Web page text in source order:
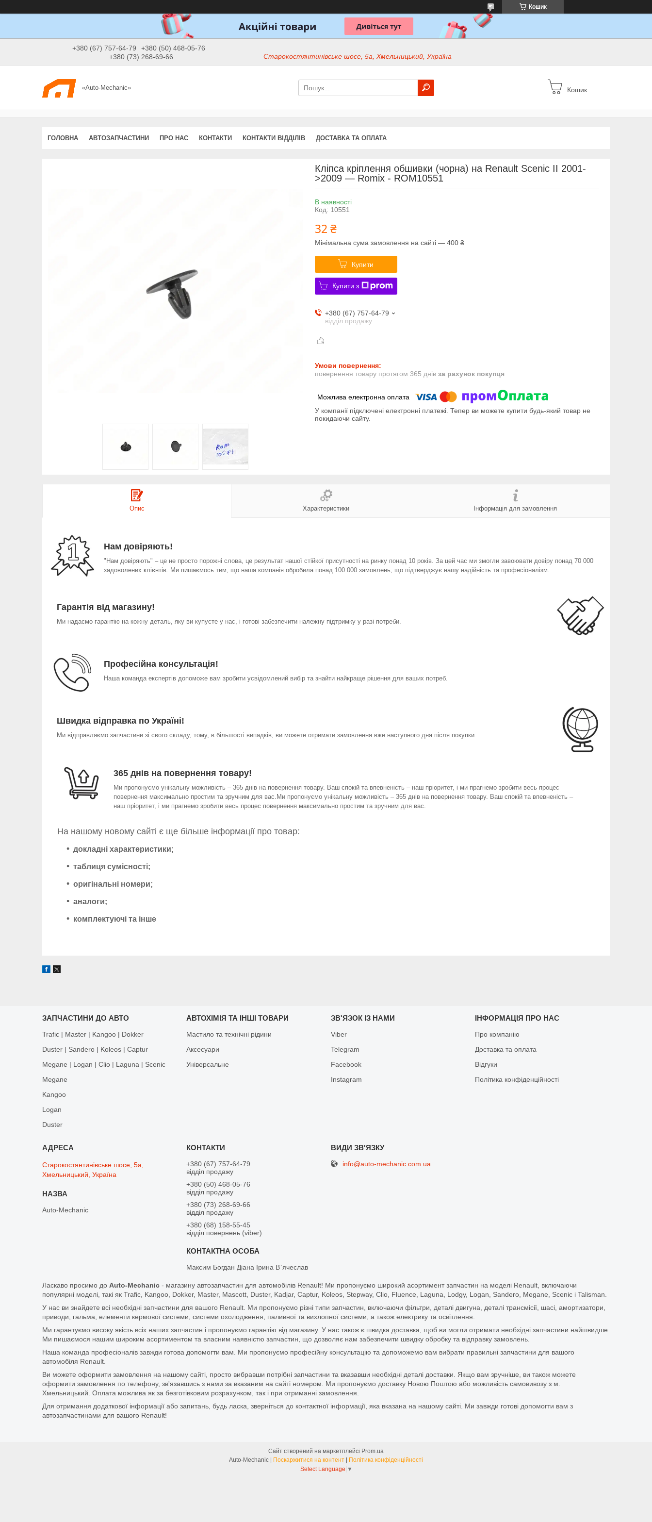
Кошик
+380 (67) 757-64-79
+380 (50) 468-05-76
+380 (73) 268-69-66
Старокостянтинівське шосе, 5а, Хмельницький, Україна
«Auto-Mechanic» Кошик
ГОЛОВНА АВТОЗАПЧАСТИНИ ПРО НАС КОНТАКТИ КОНТАКТИ ВІДДІЛІВ ДОСТАВКА ТА ОПЛАТА
Кліпса кріплення обшивки (чорна) на Renault Scenic II 2001-
>2009 — Romix - ROM10551
В наявності
Код: 10551
32 ₴
Мінімальна сума замовлення на сайті — 400 ₴
Купити
Купити з
+380 (67) 757-64-79
відділ продажу
повернення товару протягом 365 днів за рахунок покупця
У компанії підключені електронні платежі. Тепер ви можете купити будь-який товар не
покидаючи сайту.
Опис Характеристики Інформація для замовлення
Нам довіряють!
"Нам довіряють" – це не просто порожні слова, це результат нашої стійкої присутності на ринку понад 10 років. За цей час ми змогли завоювати довіру понад 70 000
задоволених клієнтів. Ми пишаємось тим, що наша компанія обробила понад 100 000 замовлень, що підтверджує нашу надійність та професіоналізм.
Гарантія від магазину!
Ми надаємо гарантію на кожну деталь, яку ви купуєте у нас, і готові забезпечити належну підтримку у разі потреби.
Професійна консультація!
Наша команда експертів допоможе вам зробити усвідомлений вибір та знайти найкраще рішення для ваших потреб.
Швидка відправка по Україні!
Ми відправляємо запчастини зі свого складу, тому, в більшості випадків, ви можете отримати замовлення вже наступного дня після покупки.
365 днів на повернення товару!
Ми пропонуємо унікальну можливість – 365 днів на повернення товару. Ваш спокій та впевненість – наш пріоритет, і ми прагнемо зробити весь процес
повернення максимально простим та зручним для вас.Ми пропонуємо унікальну можливість – 365 днів на повернення товару. Ваш спокій та впевненість –
наш пріоритет, і ми прагнемо зробити весь процес повернення максимально простим та зручним для вас.
На нашому новому сайті є ще більше інформації про товар:
докладні характеристики;
таблиця сумісності;
оригінальні номери;
аналоги;
комплектуючі та інше
ЗАПЧАСТИНИ ДО АВТО
Trafic | Master | Kangoo | Dokker
Duster | Sandero | Koleos | Captur
Megane | Logan | Clio | Laguna | Scenic
Megane
Kangoo
Logan
Duster
АВТОХІМІЯ ТА ІНШІ ТОВАРИ
Мастило та технічні рідини
Аксесуари
Універсальне
ЗВ'ЯЗОК ІЗ НАМИ
Viber
Telegram
Facebook
Іnstagram
ІНФОРМАЦІЯ ПРО НАС
Про компанію
Доставка та оплата
Відгуки
Політика конфіденційності
Старокостянтинівське шосе, 5а,
Хмельницький, Україна
Auto-Mechanic
+380 (67) 757-64-79
відділ продажу
+380 (50) 468-05-76
відділ продажу
+380 (73) 268-69-66
відділ продажу
+380 (68) 158-55-45
відділ повернень (viber)
Максим Богдан Діана Ірина В`ячеслав
info@auto-mechanic.com.ua
Ласкаво просимо до Auto-Mechanic - магазину автозапчастин для автомобілів Renault! Ми пропонуємо широкий асортимент запчастин на моделі Renault, включаючи
популярні моделі, такі як Trafic, Kangoo, Dokker, Master, Mascott, Duster, Kadjar, Captur, Koleos, Stepway, Clio, Fluence, Laguna, Lodgy, Logan, Sandero, Megane, Scenic і Talisman.
У нас ви знайдете всі необхідні запчастини для вашого Renault. Ми пропонуємо різні типи запчастин, включаючи фільтри, деталі двигуна, деталі трансмісії, шасі, амортизатори,
приводи, гальма, елементи кермової системи, системи охолодження, паливної та вихлопної системи, а також електрику та освітлення.
Ми гарантуємо високу якість всіх наших запчастин і пропонуємо гарантію від магазину. У нас також є швидка доставка, щоб ви могли отримати необхідні запчастини найшвидше.
Ми пишаємося нашим широким асортиментом та власним наявністю запчастин, що дозволяє нам забезпечити швидку обробку та відправку замовлень.
Наша команда професіоналів завжди готова допомогти вам. Ми пропонуємо професійну консультацію та допоможемо вам вибрати правильні запчастини для вашого
автомобіля Renault.
Ви можете оформити замовлення на нашому сайті, просто вибравши потрібні запчастини та вказавши необхідні деталі доставки. Якщо вам зручніше, ви також можете
оформити замовлення по телефону, зв'язавшись з нами за вказаним на сайті номером. Ми пропонуємо доставку Новою Поштою або можливість самовивозу з м.
Хмельницький. Оплата можлива як за безготівковим розрахунком, так і при отриманні замовлення.
Для отримання додаткової інформації або запитань, будь ласка, зверніться до контактної інформації, яка вказана на нашому сайті. Ми завжди готові допомогти вам з
автозапчастинами для вашого Renault!
Сайт створений на маркетплейсі Prom.ua
Поскаржитися на контент
Політика конфіденційності
Select Language ▼